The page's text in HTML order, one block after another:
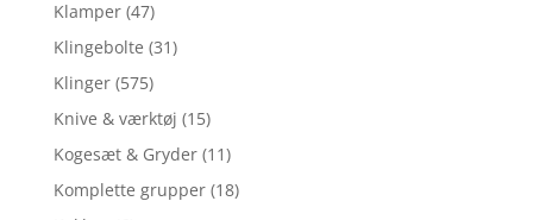
Klamper (47)
Klingebolte (31)
Klinger (575)
Knive & værktøj (15)
Kogesæt & Gryder (11)
Komplette grupper (18)